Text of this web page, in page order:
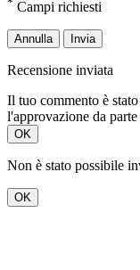
Campi richiesti
Annulla Invia
Recensione inviata
Il tuo commento è
l'approvazione da
OK
Non è stato possibile
OK